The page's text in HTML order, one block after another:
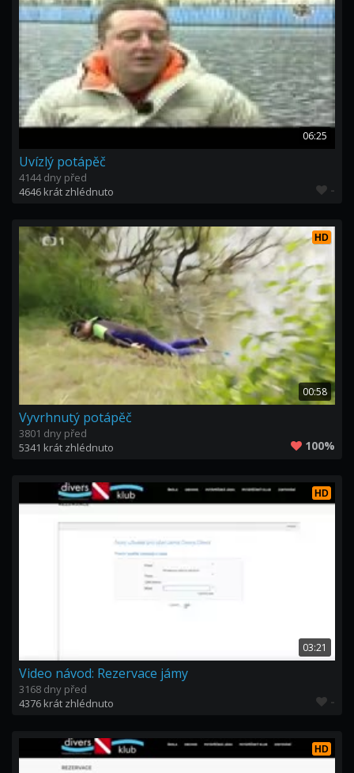
06:25
Uvízlý potápěč
4144 dny před
4646 krát zhlédnuto
-
HD
00:58
Vyvrhnutý potápěč
3801 dny před
5341 krát zhlédnuto
100%
HD
03:21
Video návod: Rezervace jámy
3168 dny před
4376 krát zhlédnuto
-
HD